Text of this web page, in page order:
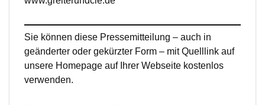
Sie können diese Pressemitteilung – auch in
geänderter oder gekürzter Form – mit Quelllink auf
unsere Homepage auf Ihrer Webseite kostenlos
verwenden.